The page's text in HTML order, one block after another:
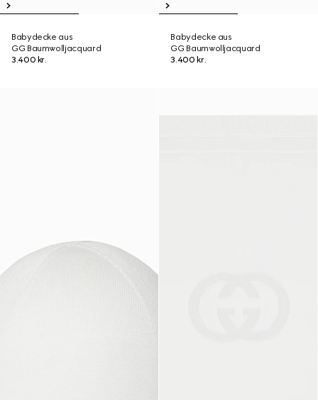
Babydecke aus
GG Baumwolljacquard
3.400 kr.
Babydecke aus
GG Baumwolljacquard
3.400 kr.